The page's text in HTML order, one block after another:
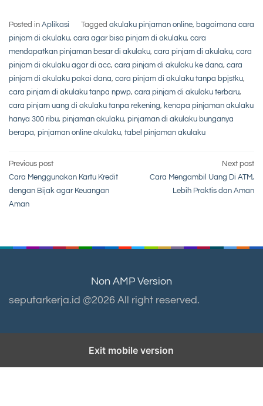
Posted in Aplikasi Tagged akulaku pinjaman online, bagaimana cara
pinjam di akulaku, cara agar bisa pinjam di akulaku, cara
mendapatkan pinjaman besar di akulaku, cara pinjam di akulaku, cara
pinjam di akulaku agar di acc, cara pinjam di akulaku ke dana, cara
pinjam di akulaku pakai dana, cara pinjam di akulaku tanpa bpjstku,
cara pinjam di akulaku tanpa npwp, cara pinjam di akulaku terbaru,
cara pinjam uang di akulaku tanpa rekening, kenapa pinjaman akulaku
hanya 300 ribu, pinjaman akulaku, pinjaman di akulaku bunganya
berapa, pinjaman online akulaku, tabel pinjaman akulaku
Post
navigation
Previous post
Cara Menggunakan Kartu Kredit
dengan Bijak agar Keuangan
Aman
Next post
Cara Mengambil Uang Di ATM,
Lebih Praktis dan Aman
Non AMP Version
seputarkerja.id @2026 All right reserved.
Exit mobile version